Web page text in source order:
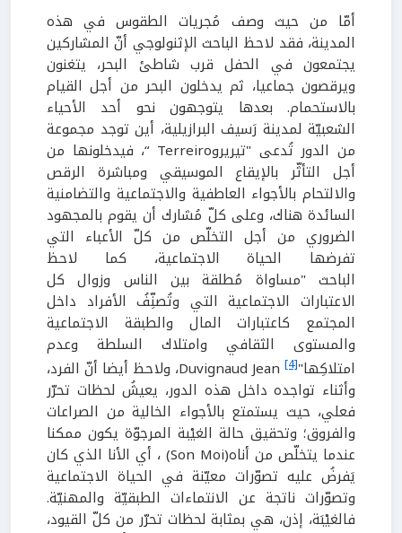
أمّا من حيث وصف مُجريات الطقوس في هذه
المدينة، فقد لاحظ الباحث الإثنولوجي أنّ المشاركين
يجتمعون في الحفل قرب شاطئ البحر، يتغنون
ويرقصون جماعيا، ثم يدخلون البحر من أجل القيام
بالاستحمام. بعدها يتوجهون نحو أحد الأحياء
الشعبيّة لمدينة رَسيف البرازيلية، أين توجد مجموعة
من الدور تُدعى "تيريروTerreiro “، فيدخلونها من
أجل التأثّر بالإيقاع الموسيقي ومباشرة الرقص
والالتحام بالأجواء العاطفية والاجتماعية والتضامنية
السائدة هناك، وعلى كلّ مُشارك أن يقوم بالمجهود
الضروري من أجل التخلّص من كلّ الأعباء التي
تفرضها الحياة الاجتماعية، كما لاحظ
الباحث "مساواة مُطلقة بين الناس وزوال كل
الاعتبارات الاجتماعية التي وتُصنِّفُ الأفراد داخل
المجتمع كاعتبارات المال والطبقة الاجتماعية
والمستوى الثقافي وامتلاك السلطة وعدم
امتلاكِها"Duvignaud Jean[4]
، ولاحظ أيضا أنّ الفرد،
وأثناء تواجده داخل هذه الدور، يعيشُ لحظات تحرّر
فعلي، حيث يستمتع بالأجواء الخالية من الصراعات
والفروق؛ وتحقيق حالة الغيْبة المرجوّة يكون ممكنا
عندما يتخلّص من أناه(Son Moi) ، أي الأنا الذي كان
يَفرضُ عليه تصوّرات معيّنة في الحياة الاجتماعية
وتصوّرات ناتجة عن الانتماءات الطبقيّة والمهنيّة.
فالغيْبَة، إذن، هي بمثابة لحظات تحرّر من كلّ القيود،